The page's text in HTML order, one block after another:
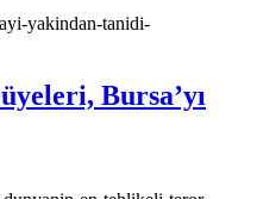
Bursa’yı